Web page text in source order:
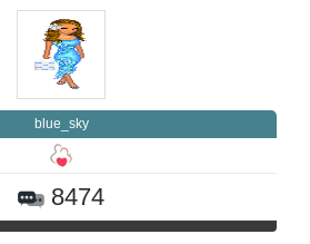
blue_sky
8474